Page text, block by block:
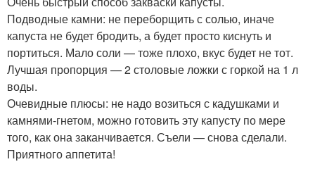
Подводные камни: не переборщить с солью, иначе
капуста не будет бродить, а будет просто киснуть и
портиться. Мало соли — тоже плохо, вкус будет не тот.
Лучшая пропорция — 2 столовые ложки с горкой на 1 л
воды.
Очевидные плюсы: не надо возиться с кадушками и
камнями-гнетом, можно готовить эту капусту по мере
того, как она заканчивается. Съели — снова сделали.
Приятного аппетита!